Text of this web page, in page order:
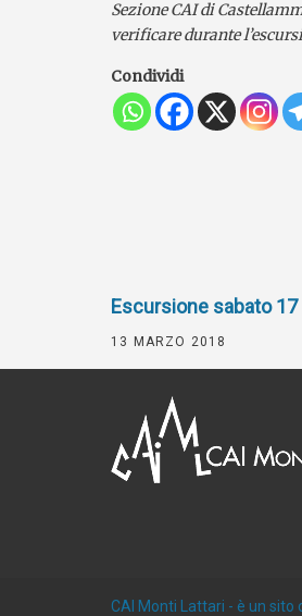
Sezione CAI di
verificare durante
Condividi
Escursione sabato
13 MARZO 2018
CAI Monti Lattari - è un sito